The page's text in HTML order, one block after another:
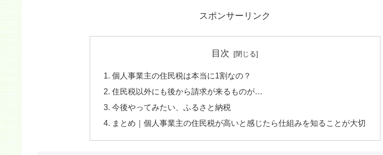
スポンサーリンク
目次
個人事業主の住民税は本当に1割なの？
住民税以外にも後から請求が来るものが…
今後やってみたい、ふるさと納税
まとめ｜個人事業主の住民税が高いと感じたら仕組みを知ることが大切